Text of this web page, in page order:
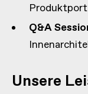
Q&A
Unsere